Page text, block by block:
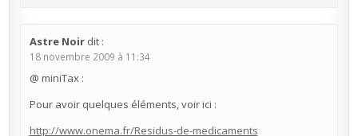
Astre Noir dit :
18 novembre 2009 à 11:34
@ miniTax :
Pour avoir quelques éléments, voir ici :
http://www.onema.fr/Residus-de-medicaments